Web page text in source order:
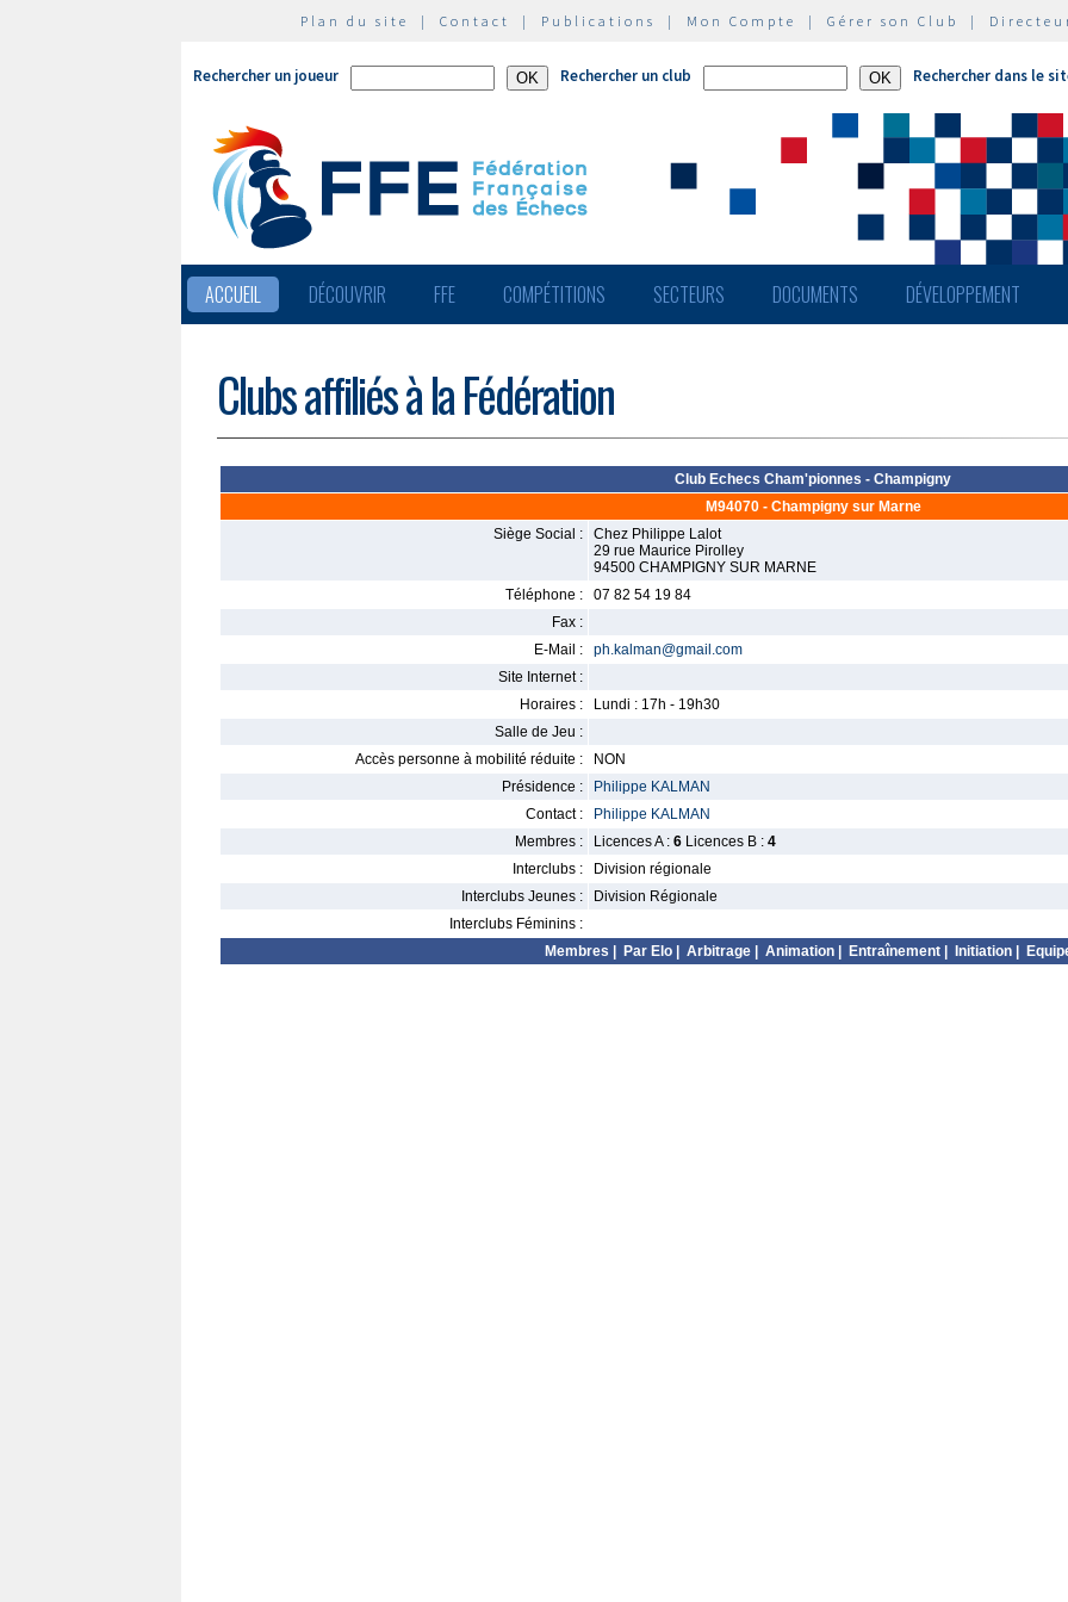
Plan du site | Contact | Publications | Mon Compte | Gérer son Club |
Rechercher un joueur Rechercher un club Rechercher dans le
ACCUEIL DÉCOUVRIR FFE COMPÉTITIONS SECTEURS DOCUMENTS DÉVELOPPEMENT
Clubs affiliés à la Fédération
Club Echecs Cham'pionnes - Champigny
M94070 - Champigny sur Marne
Siège Social :
Chez Philippe Lalot
29 rue Maurice Pirolley
94500 CHAMPIGNY SUR MARNE
Téléphone :
07 82 54 19 84
Fax :
E-Mail :
ph.kalman@gmail.com
Site Internet :
Horaires :
Lundi : 17h - 19h30
Salle de Jeu :
Accès personne à mobilité réduite :
NON
Présidence :
Philippe KALMAN
Contact :
Philippe KALMAN
Membres :
Licences A : 6 Licences B : 4
Interclubs :
Division régionale
Interclubs Jeunes :
Division Régionale
Interclubs Féminins :
Membres
Par Elo Arbitrage Animation Entraînement Initiation